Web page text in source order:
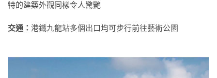
特的建築外觀同樣令人驚艷
交通： 港鐵九龍站多個出口均可步行前往藝術公園